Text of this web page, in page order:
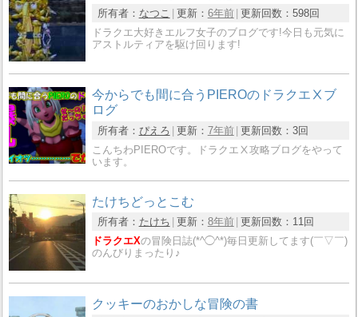
所有者： なつこ 更新： 6年前 更新回数： 598回
ドラクエ大好きエルフ女子のブログです!今日も元気に
アストルティアを駆け回ります!
今からでも間に合うPIEROのドラクエⅩブ
ログ
所有者： ぴえろ 更新： 7年前 更新回数： 3回
こんちわPIEROです。ドラクエⅩ攻略ブログをやって
います。
たけちどっとこむ
所有者： たけち 更新： 8年前 更新回数： 11回
ドラクエXの冒険日誌(*^◯^*)毎日更新してます(￣▽￣)
のんびりまったり♪
クッキーのおかしな冒険の書